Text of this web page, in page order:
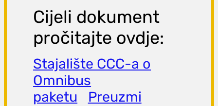
Cijeli dokument
pročitajte ovdje:
Stajalište CCC-a o
Omnibus
paketu
Preuzmi